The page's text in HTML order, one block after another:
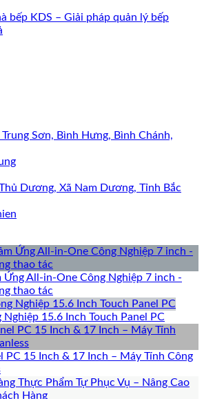
bếp KDS – Giải pháp quản lý bếp
Sơn, Bình Hưng, Bình Chánh,
Dương, Xã Nam Dương, Tỉnh Bắc
Ứng All-in-One Công Nghiệp 7 inch -
thao tác
Nghiệp 15.6 Inch Touch Panel PC
PC 15 Inch & 17 Inch – Máy Tính Công